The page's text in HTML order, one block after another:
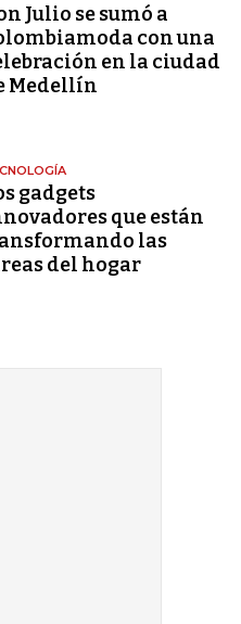
Julio se sumó a
con una
en la ciudad
Medellín
gadgets
que están
las
del hogar